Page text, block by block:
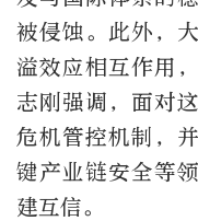
被侵蚀。此外，
溢效应相互作用
志刚强调，面对
危机管控机制，
键产业链安全等
建互信。